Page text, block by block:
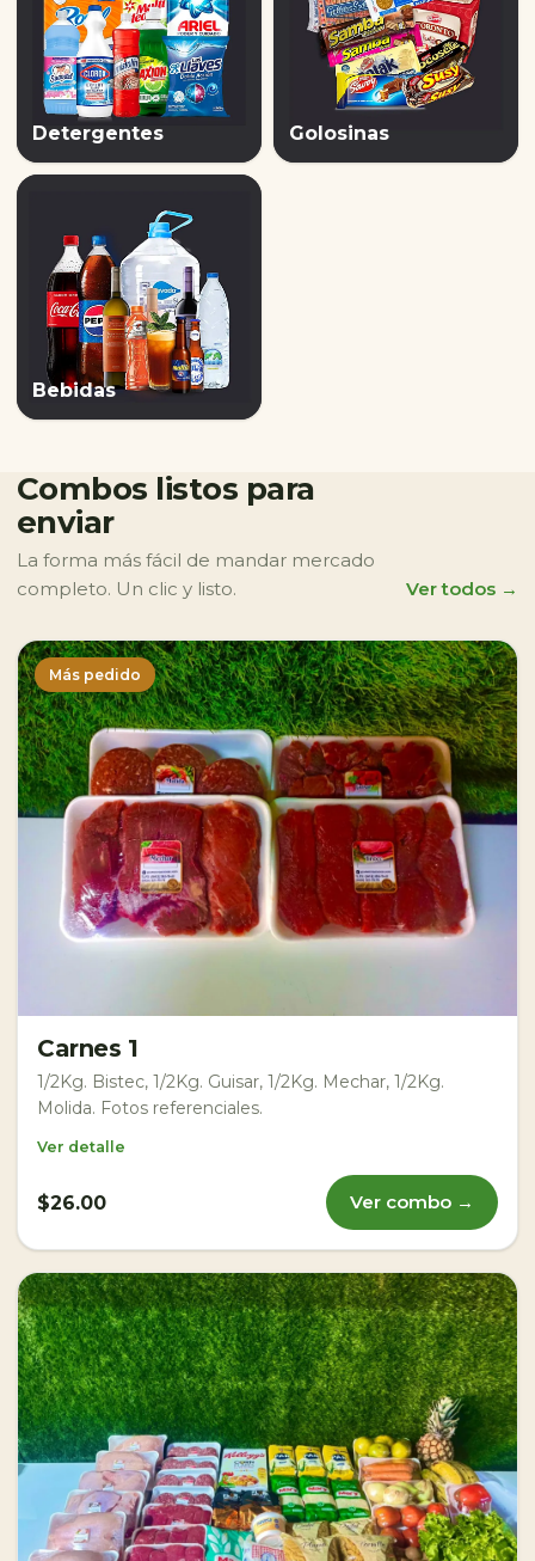
Detergentes Golosinas
Bebidas
Combos listos para
enviar
La forma más fácil de mandar mercado
completo. Un clic y listo.
Ver todos →
Más pedido
Carnes 1
1/2Kg. Bistec, 1/2Kg. Guisar, 1/2Kg. Mechar, 1/2Kg.
Molida. Fotos referenciales.
Ver detalle
$26.00 Ver combo →